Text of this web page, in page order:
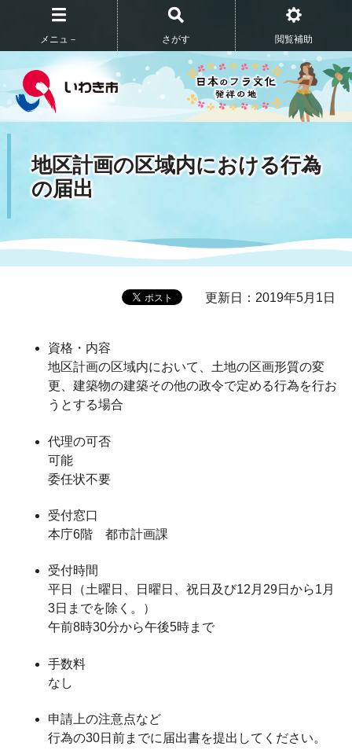
メニュ－ さがす 閲覧補助
地区計画の区域内における行為
の届出
更新日：2019年5月1日
資格・内容
地区計画の区域内において、土地の区画形質の変
更、建築物の建築その他の政令で定める行為を行お
うとする場合
代理の可否
可能
委任状不要
受付窓口
本庁6階 都市計画課
受付時間
平日（土曜日、日曜日、祝日及び12月29日から1月
3日までを除く。）
午前8時30分から午後5時まで
手数料
なし
申請上の注意点など
行為の30日前までに届出書を提出してください。